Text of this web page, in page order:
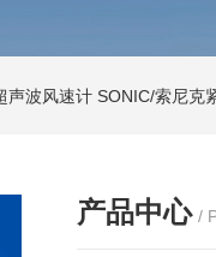
声波风速计 SONIC/索尼克
产品中心 /